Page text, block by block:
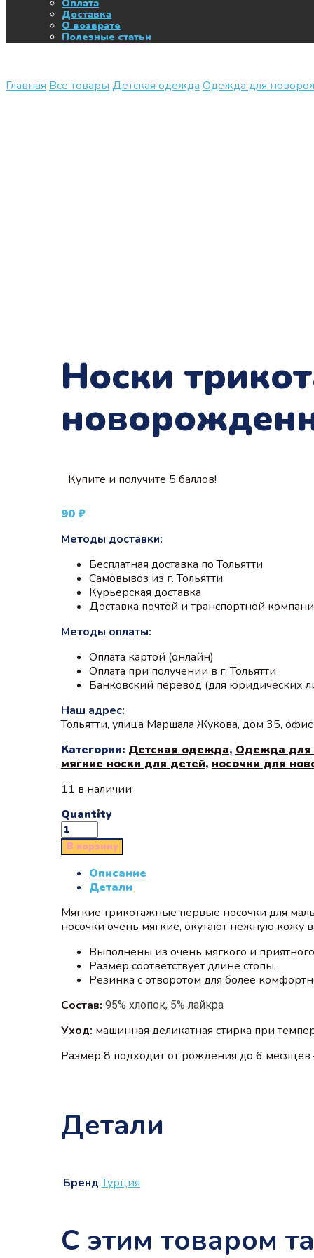
Оплата
Доставка
О возврате
Полезные статьи
Главная Все товары Детская одежда Одежда для
Носки
Купите и получите 5 баллов!
90 ₽
Методы доставки:
Бесплатная доставка по Тольятти
Самовывоз из г. Тольятти
Курьерская доставка
Доставка почтой и транспортной
Методы оплаты:
Оплата картой (онлайн)
Оплата при получении в г. Тольятти
Банковский перевод (для юридических
Наш адрес:
Тольятти, улица Маршала Жукова, дом 35,
Категории: Детская одежда, Одежда для
мягкие носки для детей, носочки для
11 в наличии
Quantity
В корзину
Описание
Детали
Мягкие трикотажные первые носочки для
носочки очень мягкие, окутают нежную кожу
Выполнены из очень мягкого и
Размер соответствует длине стопы.
Резинка с отворотом для более
Состав: 95% хлопок, 5% лайкра
Уход: машинная деликатная стирка при
Размер 8 подходит от рождения до 6
Детали
Бренд Турция
С этим товаром